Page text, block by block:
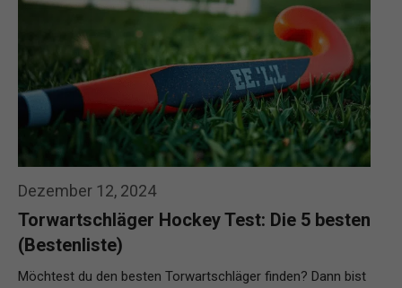
Dezember 12, 2024
Torwartschläger Hockey Test: Die 5 besten
(Bestenliste)
Möchtest du den besten Torwartschläger finden? Dann bist